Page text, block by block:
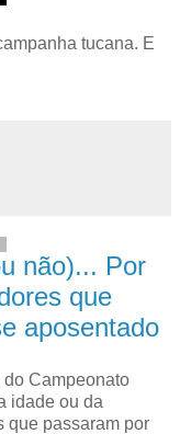
tucana. E
não)... Por
que
aposentado
Campeonato
idade ou da
que passaram por